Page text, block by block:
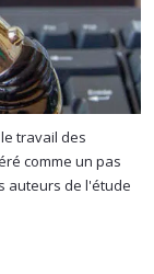
travail des
comme un pas
auteurs de l'étude